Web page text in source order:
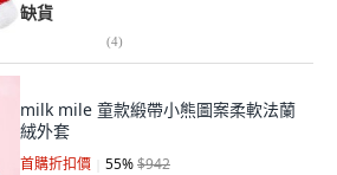
缺貨
(4)
milk mile 童款緞帶小熊圖案柔軟法蘭
絨外套
首購折扣價 55%$942